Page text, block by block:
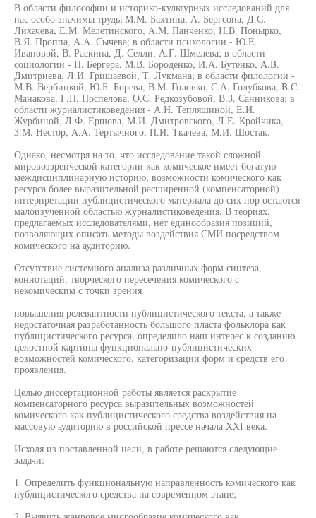
В области философии и историко-культурных исследований для
нас особо значимы труды М.М. Бахтина, А. Бергсона, Д.С.
Лихачева, Е.М. Мелетинского, A.M. Панченко, Н.В. Понырко,
В.Я. Проппа, A.A. Сычева; в области психологии - Ю.Е.
Ивановой, В. Раскина, Д. Селли, А.Г. Шмелева; в области
социологии - П. Бергера, М.В. Бороденко, И.А. Бутенко, A.B.
Дмитриева, Л.И. Гришаевой, Т. Лукмана; в области филологии -
М.В. Вербицкой, Ю.Б. Борева, В.М. Головко, С.А. Голубкова, B.C.
Манакова, Г.Н. Поспелова, О.С. Редкозубовой, В.З. Санникова; в
области журналистиковедения - А.Н. Тепляшиной, Е.И.
Журбиной, Л.Ф. Ершова, М.И. Дмитровского, Л.Е. Кройчика,
З.М. Нестор, A.A. Тертычного, П.И. Ткачева, М.И. Шостак.
Однако, несмотря на то, что исследование такой сложной
мировоззренческой категории как комическое имеет богатую
междисциплинарную историю, возможности комического как
ресурса более выразительной расширенной (компенсаторной)
интерпретации публицистического материала до сих пор остаются
малоизученной областью журналистиковедения. В теориях,
предлагаемых исследователями, нет единообразия позиций,
позволяющих описать методы воздействия СМИ посредством
комического на аудиторию.
Отсутствие системного анализа различных форм синтеза,
коннотаций, творческого пересечения комического с
некомическим с точки зрения
повышения релевантности публицистического текста, а также
недостаточная разработанность большого пласта фольклора как
публицистического ресурса, определило наш интерес к созданию
целостной картины функционально-публицистических
возможностей комического, категоризации форм и средств его
проявления.
Целью диссертационной работы является раскрытие
компенсаторного ресурса выразительных возможностей
комического как публицистического средства воздействия на
массовую аудиторию в российской прессе начала XXI века.
Исходя из поставленной цели, в работе решаются следующие
задачи:
1. Определить функциональную направленность комического как
публицистического средства на современном этапе;